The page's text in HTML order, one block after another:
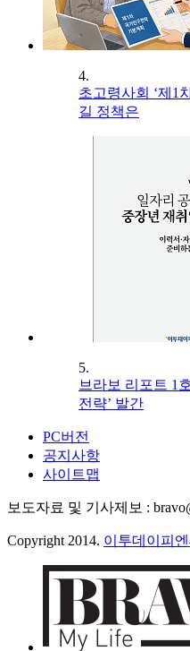
4.
초고령사회 ‘제1
길 정책은
5.
브라보 리포트 1
전략’ 발간
PC버전
공지사항
사이트맵
보도자료 및 기사제보 :
Copyright 2014. 이투데이피엔